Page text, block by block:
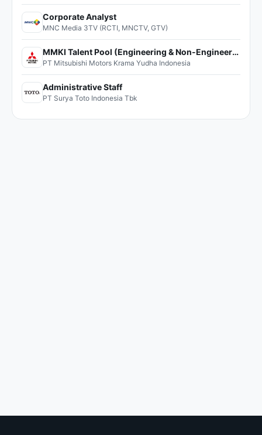
Corporate Analyst
MNC Media 3TV (RCTI, MNCTV, GTV)
MMKI Talent Pool (Engineering & Non-Engineering)
PT Mitsubishi Motors Krama Yudha Indonesia
Administrative Staff
PT Surya Toto Indonesia Tbk